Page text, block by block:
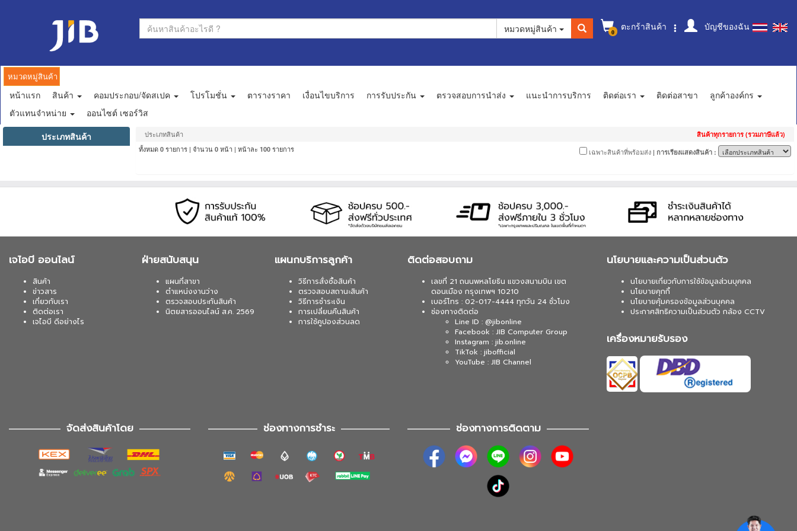
0 ตะกร้าสินค้า บัญชีของฉัน
หมวดหมู่สินค้า
หมวดหมู่สินค้า
หน้าแรก สินค้า คอมประกอบ/จัดสเปค โปรโมชั่น ตารางราคา เงื่อนไขบริการ การรับประกัน ตรวจสอบการนำส่ง แนะนำการบริการ ติดต่อเรา ติดต่อสาขา
ลูกค้าองค์กร
ตัวแทนจำหน่าย
ออนไซต์ เซอร์วิส
ประเภทสินค้า
ประเภทสินค้า สินค้าทุกรายการ (รวมภาษีแล้ว)
ทั้งหมด 0 รายการ | จำนวน 0 หน้า | หน้าละ 100 รายการ เฉพาะสินค้าที่พร้อมส่ง | การเรียงแสดงสินค้า :
เจไอบี ออนไลน์
สินค้า
ข่าวสาร
เกี่ยวกับเรา
ติดต่อเรา
เจไอบี ดีอย่างไร
ฝ่ายสนับสนุน
แผนที่สาขา
ตำแหน่งงานว่าง
ตรวจสอบประกันสินค้า
นิตยสารออนไลน์ ส.ค. 2569
แผนกบริการลูกค้า
วิธีการสั่งซื้อสินค้า
ตรวจสอบสถานะสินค้า
วิธีการชำระเงิน
การเปลี่ยนคืนสินค้า
การใช้คูปองส่วนลด
ติดต่อสอบถาม
เลขที่ 21 ถนนพหลโยธิน แขวงสนามบิน เขต
ดอนเมือง กรุงเทพฯ 10210
เบอร์โทร : 02-017-4444 ทุกวัน 24 ชั่วโมง
ช่องทางติดต่อ
Line ID : @jibonline
Facebook : JIB Computer Group
Instagram : jib.online
TikTok : jibofficial
YouTube : JIB Channel
นโยบายและความเป็นส่วนตัว
นโยบายเกี่ยวกับการใช้ข้อมูลส่วนบุคคล
นโยบายคุกกี้
นโยบายคุ้มครองข้อมูลส่วนบุคคล
ประกาศสิทธิความเป็นส่วนตัว กล้อง CCTV
เครื่องหมายรับรอง
จัดส่งสินค้าโดย ช่องทางการชำระ ช่องทางการติดตาม